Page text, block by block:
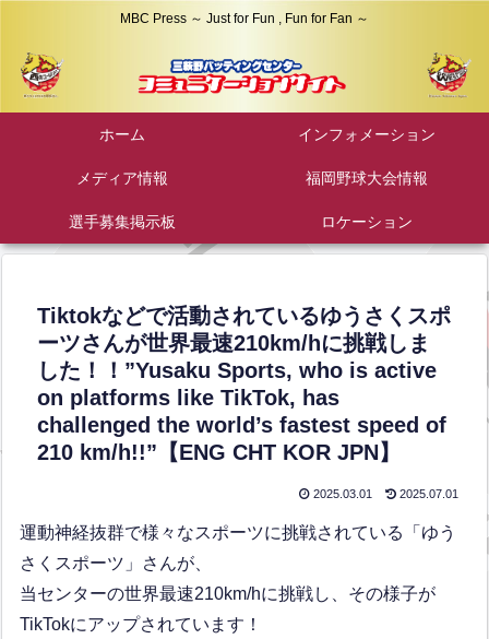
MBC Press ～ Just for Fun , Fun for Fan ～
ホーム インフォメーション
メディア情報 福岡野球大会情報
選手募集掲示板 ロケーション
Tiktokなどで活動されているゆうさくスポ
ーツさんが世界最速210km/hに挑戦しま
した！！”Yusaku Sports, who is active
on platforms like TikTok, has
challenged the world’s fastest speed of
210 km/h!!”【ENG CHT KOR JPN】
2025.03.01 2025.07.01
運動神経抜群で様々なスポーツに挑戦されている「ゆう
さくスポーツ」さんが、
当センターの世界最速210km/hに挑戦し、その様子が
TikTokにアップされています！